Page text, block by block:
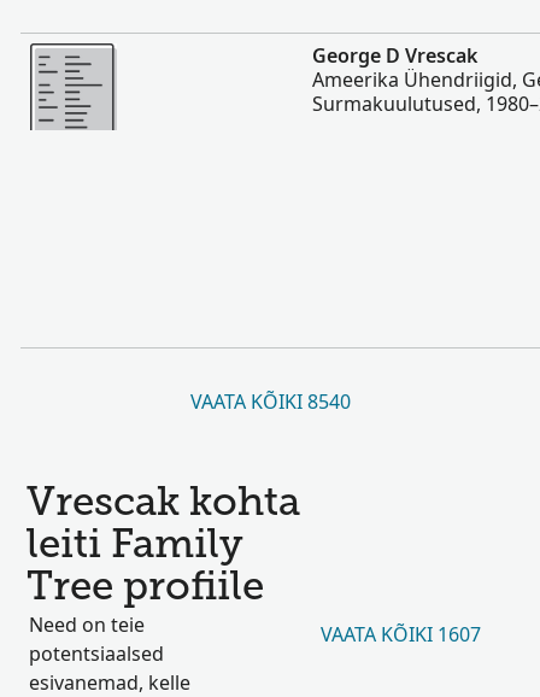
Rohkem
George D Vrescak
Ameerika Ühendriigid,
Surmakuulutused,
VAATA KÕIKI 8540
Vrescak kohta
leiti Family
Tree profiile
Need on teie
potentsiaalsed
esivanemad, kelle
VAATA KÕIKI 1607